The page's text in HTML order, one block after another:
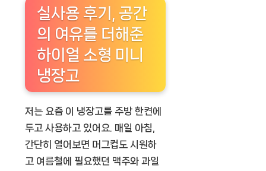
실사용 후기, 공간
의 여유를 더해준
하이얼 소형 미니
냉장고
저는 요즘 이 냉장고를 주방 한켠에
두고 사용하고 있어요. 매일 아침,
간단히 열어보면 머그컵도 시원하
고 여름철에 필요했던 맥주와 과일